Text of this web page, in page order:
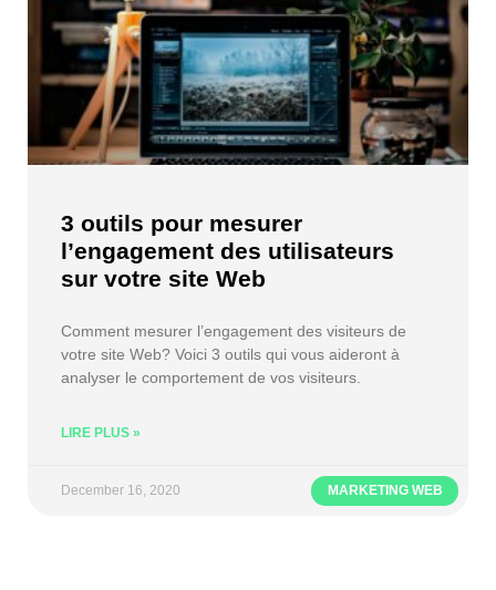
MARKETING WEB
3 outils pour mesurer
l’engagement des utilisateurs
sur votre site Web
Comment mesurer l’engagement des visiteurs de
votre site Web? Voici 3 outils qui vous aideront à
analyser le comportement de vos visiteurs.
LIRE PLUS »
December 16, 2020